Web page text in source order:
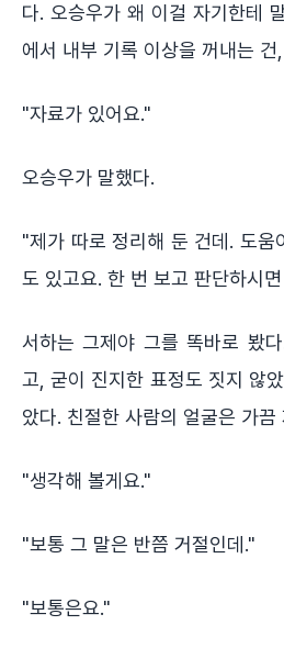
다. 오승우가 왜 이걸 자기한테
에서 내부 기록 이상을 꺼내는
"자료가 있어요."
오승우가 말했다.
"제가 따로 정리해 둔 건데. 도
도 있고요. 한 번 보고 판단하시
서하는 그제야 그를 똑바로 봤
고, 굳이 진지한 표정도 짓지 않
았다. 친절한 사람의 얼굴은 가끔
"생각해 볼게요."
"보통 그 말은 반쯤 거절인데."
"보통은요."